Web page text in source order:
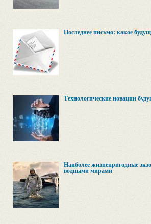
Последнее письмо: какое
Технологические новации
Наиболее жизнепригодные
водными мирами